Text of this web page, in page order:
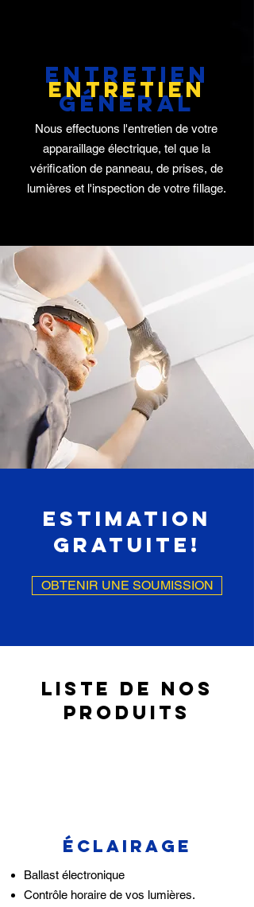
entretien
général
entretien
Nous effectuons l'entretien de votre
apparaillage électrique, tel que la
vérification de panneau, de prises, de
lumières et l'inspection de votre fillage.
ESTIMATION
GRATUITE!
OBTENIR UNE SOUMISSION
liste de nos
produits
éclairage
Ballast électronique
Contrôle horaire de vos lumières.